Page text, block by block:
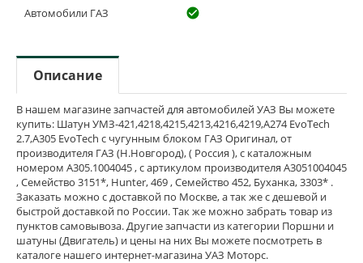
Автомобили ГАЗ check_circle_outline
Описание
В нашем магазине запчастей для автомобилей УАЗ Вы можете
купить: Шатун УМЗ-421,4218,4215,4213,4216,4219,A274 EvoTech
2.7,А305 EvoTech с чугунным блоком ГАЗ Оригинал, от
производителя ГАЗ (Н.Новгород), ( Россия ), с каталожным
номером А305.1004045 , с артикулом производителя А3051004045
, Семейство 3151*, Hunter, 469 , Семейство 452, Буханка, 3303* .
Заказать можно с доставкой по Москве, а так же с дешевой и
быстрой доставкой по России. Так же можно забрать товар из
пунктов самовывоза. Другие запчасти из категории Поршни и
шатуны (Двигатель) и цены на них Вы можете посмотреть в
каталоге нашего интернет-магазина УАЗ Моторс.